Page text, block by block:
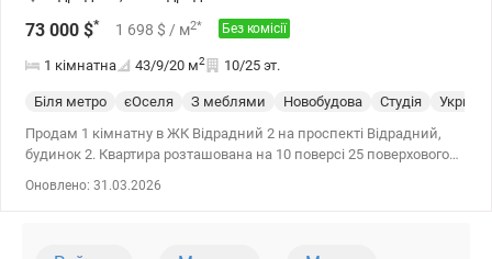
73 000 $* 1 698 $ / м2* Без комісії
1 кімнатна 43/9/20 м2 10/25 эт.
Біля метро єОселя З меблями Новобудова Студія
Укриття
Продам 1 кімнатну в ЖК Відрадний 2 на проспекті Відрадний,
будинок 2. Квартира розташована на 10 поверсі 25 поверхового
Оновлено: 31.03.2026